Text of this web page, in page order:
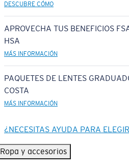
DESCUBRE CÓMO
APROVECHA TUS BENEFICIOS
HSA
MÁS INFORMACIÓN
PAQUETES DE LENTES
COSTA
MÁS INFORMACIÓN
¿NECESITAS AYUDA PARA
Ropa y accesorios